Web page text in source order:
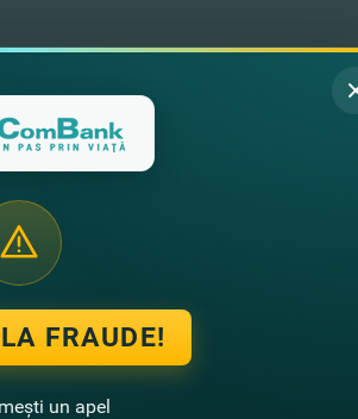
FRAUDE!
un apel